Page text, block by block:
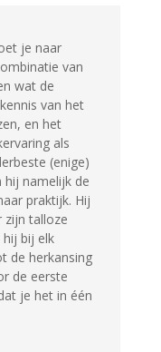
je naar
van
wat de
van het
en het
als
(enige)
hij namelijk de
praktijk. Hij
talloze
bij elk
de herkansing
de eerste
je het in één